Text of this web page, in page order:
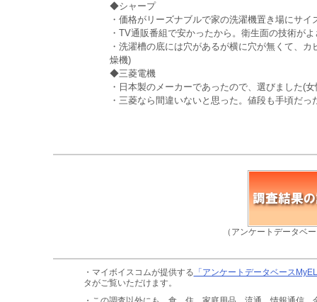
◆シャープ
・価格がリーズナブルで家の洗濯機置き場にサ
・TV通販番組で安かったから。衛生面の技術が
・洗濯槽の底には穴があるが横に穴が無くて、
燥機)
◆三菱電機
・日本製のメーカーであったので、選びました(
・三菱なら間違いないと思った。値段も手頃だ
（アンケートデータベ
・マイボイスコムが提供する 「アンケートデータベース
タがご覧いただけます。